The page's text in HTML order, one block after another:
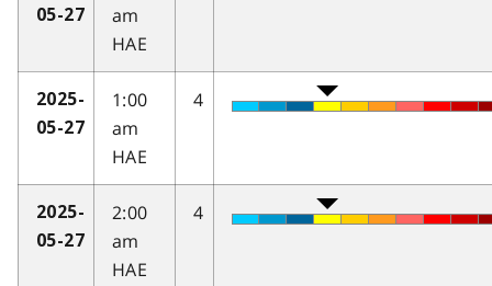
05-27
am
HAE
2025-
05-27
1:00
am
HAE
4
2025-
05-27
2:00
am
HAE
4